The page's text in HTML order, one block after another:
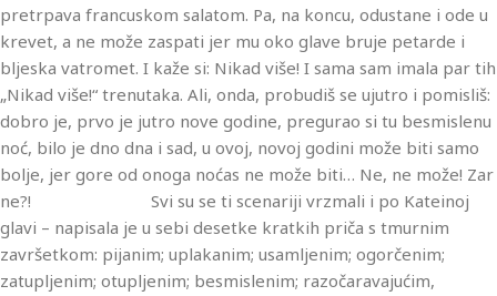
pretrpava francuskom salatom. Pa, na koncu, odustane i ode u
krevet, a ne može zaspati jer mu oko glave bruje petarde i
bljeska vatromet. I kaže si: Nikad više! I sama sam imala par tih
„Nikad više!“ trenutaka. Ali, onda, probudiš se ujutro i pomisliš:
dobro je, prvo je jutro nove godine, pregurao si tu besmislenu
noć, bilo je dno dna i sad, u ovoj, novoj godini može biti samo
bolje, jer gore od onoga noćas ne može biti… Ne, ne može! Zar
ne?! Svi su se ti scenariji vrzmali i po Kateinoj
glavi – napisala je u sebi desetke kratkih priča s tmurnim
završetkom: pijanim; uplakanim; usamljenim; ogorčenim;
zatupljenim; otupljenim; besmislenim; razočaravajućim,